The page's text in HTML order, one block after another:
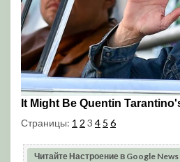
Страницы: 1 2 3 4 5 6
Читайте Настроение в Google